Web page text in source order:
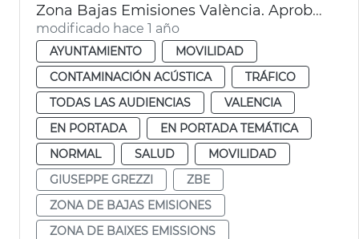
Zona Bajas Emisiones València. Aprobación por el Pleno
modificado hace 1 año
AYUNTAMIENTO
MOVILIDAD
CONTAMINACIÓN ACÚSTICA
TRÁFICO
TODAS LAS AUDIENCIAS
VALENCIA
EN PORTADA
EN PORTADA TEMÁTICA
NORMAL
SALUD
MOVILIDAD
GIUSEPPE GREZZI
ZBE
ZONA DE BAJAS EMISIONES
ZONA DE BAIXES EMISSIONS